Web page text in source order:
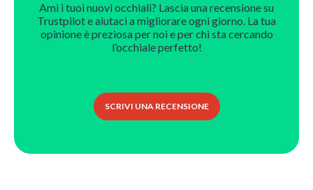
Ami i tuoi nuovi occhiali? Lascia una recensione su
Trustpilot e aiutaci a migliorare ogni giorno. La tua
opinione è preziosa per noi e per chi sta cercando
l’occhiale perfetto!
SCRIVI UNA RECENSIONE